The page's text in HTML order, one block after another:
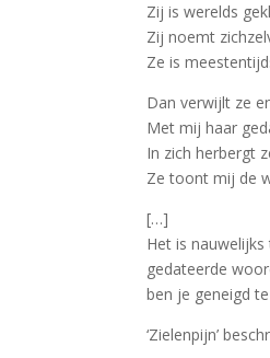
Zij is werelds
Zij noemt
Ze is
Dan verwijlt ze
Met mij haar
In zich herbergt
Ze toont mij de
[…]
Het is
gedateerde
ben je geneigd
‘Zielenpijn’